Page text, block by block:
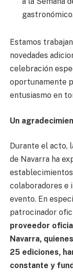
Estamos
novedades
celebración
oportunamente
entusiasmo en
Un
Durante el acto,
de Navarra ha
colaboradores e
evento. En
patrocinador
proveedor
Navarra,
25 ediciones,
constante y